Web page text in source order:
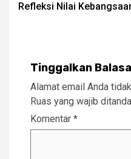
Refleksi Nilai
Tinggalkan
Alamat email Anda
Ruas yang wajib
Komentar *